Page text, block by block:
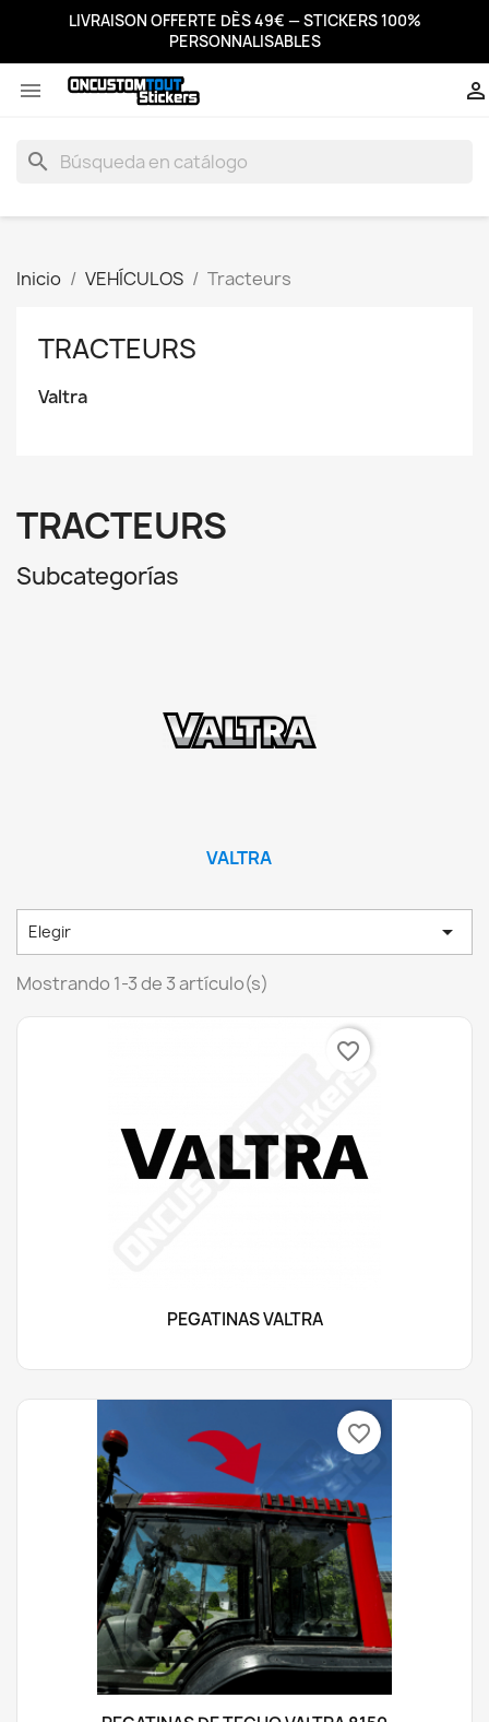
LIVRAISON OFFERTE DÈS 49€ — STICKERS 100%
PERSONNALISABLES
 
search
Inicio VEHÍCULOS Tracteurs
TRACTEURS
Valtra
TRACTEURS
Subcategorías
VALTRA
Elegir 
Mostrando 1-3 de 3 artículo(s)
PEGATINAS VALTRA
favorite_border
favorite_border